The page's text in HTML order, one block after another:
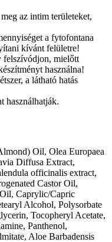
az intim területeket,
a fytofontana
kívánt felületre!
felszívódjon, mielőtt
használna!
a látható hatás
használhatják.
Oil, Olea Europaea
Diffusa Extract,
officinalis extract,
Castor Oil,
Caprylic/Capric
Alcohol, Polysorbate
Tocopheryl Acetate,
Panthenol,
Aloe Barbadensis